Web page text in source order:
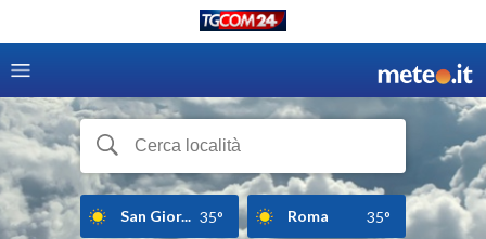
San Gior... 35° Roma 35°